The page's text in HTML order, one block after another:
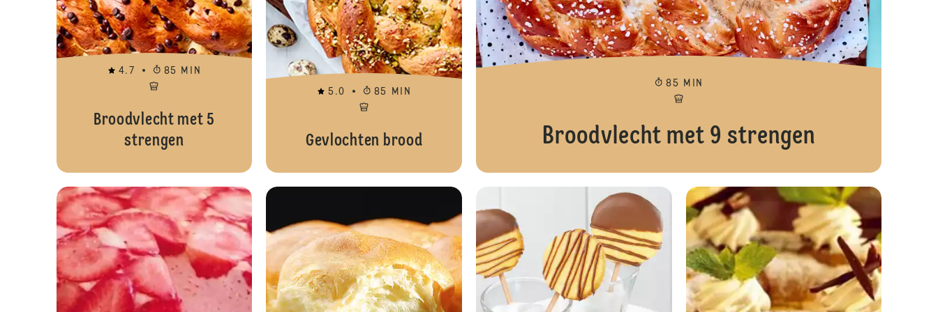
4.7 85 MIN
Broodvlecht met 5
strengen
5.0 85 MIN
Gevlochten brood
85 MIN
Broodvlecht met 9 strengen
Aardbeiencharlotte Buchteln